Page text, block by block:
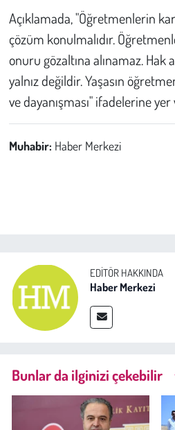
Açıklamada, "Öğretmenlerin
çözüm konulmalıdır.
onuru gözaltına alınamaz.
yalnız değildir. Yaşasın
ve dayanışması" ifadelerine
Muhabir: Haber Merkezi
EDITÖR HAKKINDA
Haber Merkezi
Bunlar da ilginizi çekebilir